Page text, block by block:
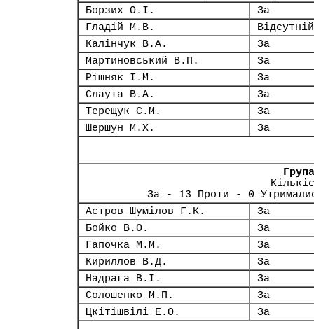
Борзих О.І.
За
Гладій М.В.
Відсутній
Калінчук В.А.
За
Мартиновський В.П.
За
Рішняк І.М.
За
Слаута В.А.
За
Терещук С.М.
За
Шершун М.Х.
За
За - 13 Проти - 0
Астров–Шумілов Г.К.
За
Бойко В.О.
За
Гапочка М.М.
За
Кириллов В.Д.
За
Надрага В.І.
За
Солошенко М.П.
За
Цкітішвілі Е.О.
За